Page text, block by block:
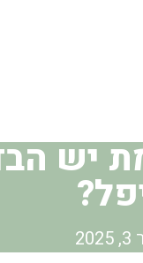
יש